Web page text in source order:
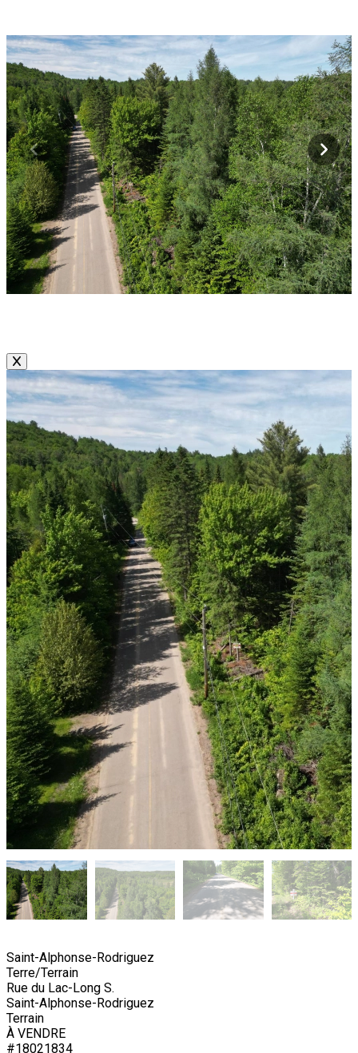
Saint-Alphonse-Rodriguez
Terre/Terrain
Rue du Lac-Long S.
Saint-Alphonse-Rodriguez
Terrain
À VENDRE
#18021834